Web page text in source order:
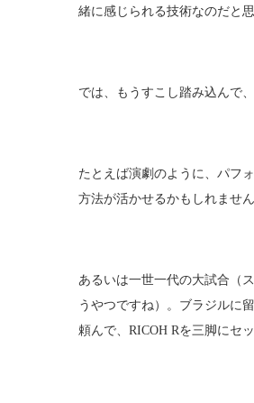
緒に感じられる技術なのだと思
では、もうすこし踏み込んで
たとえば演劇のように、パフ
方法が活かせるかもしれません
あるいは一世一代の大試合（
うやつですね）。ブラジルに
頼んで、RICOH Rを三脚にセ